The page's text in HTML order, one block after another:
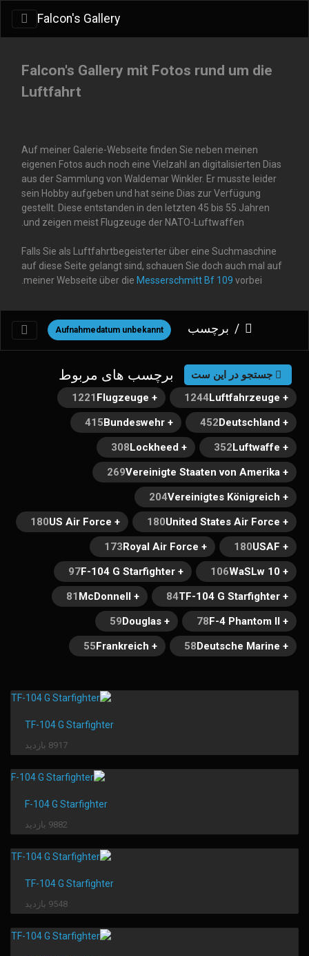
Falcon's Gallery
Falcon's Gallery mit Fotos rund um die
Luftfahrt
Auf meiner Galerie-Webseite finden Sie neben meinen
eigenen Fotos auch noch eine Vielzahl an digitalisierten Dias
aus der Sammlung von Waldemar Winkler. Er musste leider
sein Hobby aufgeben und hat seine Dias zur Verfügung
gestellt. Diese entstanden in den letzten 45 bis 55 Jahren
und zeigen meist Flugzeuge der NATO-Luftwaffen.
Falls Sie als Luftfahrtbegeisterter über eine Suchmaschine
auf diese Seite gelangt sind, schauen Sie doch auch mal auf
meiner Webseite über die Messerschmitt Bf 109 vorbei.
برچسب Aufnahmedatum unbekannt
جستجو در این ست برچسب های مربوط
+ Luftfahrzeuge
1244
+ Flugzeuge
1221
+ Deutschland
452
+ Bundeswehr
415
+ Luftwaffe
352
+ Lockheed
308
+ Vereinigte Staaten von Amerika
269
+ Vereinigtes Königreich
204
+ United States Air Force
180
+ US Air Force
180
+ USAF
180
+ Royal Air Force
173
+ WaSLw 10
106
+ F-104 G Starfighter
97
+ TF-104 G Starfighter
84
+ McDonnell
81
+ F-4 Phantom II
78
+ Douglas
59
+ Deutsche Marine
58
+ Frankreich
55
TF-104 G Starfighter
8917 بازدید
F-104 G Starfighter
9882 بازدید
TF-104 G Starfighter
9548 بازدید